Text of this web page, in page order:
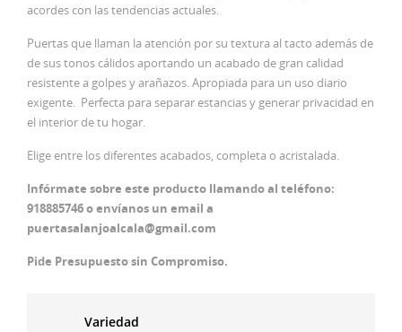
acordes con las tendencias actuales.
Puertas que llaman la atención por su textura al tacto además de
de sus tonos cálidos aportando un acabado de gran calidad
resistente a golpes y arañazos. Apropiada para un uso diario
exigente. Perfecta para separar estancias y generar privacidad en
el interior de tu hogar.
Elige entre los diferentes acabados, completa o acristalada.
Infórmate sobre este producto llamando al teléfono:
918885746 o envíanos un email a
puertasalanjoalcala@gmail.com
Pide Presupuesto sin Compromiso.
Variedad